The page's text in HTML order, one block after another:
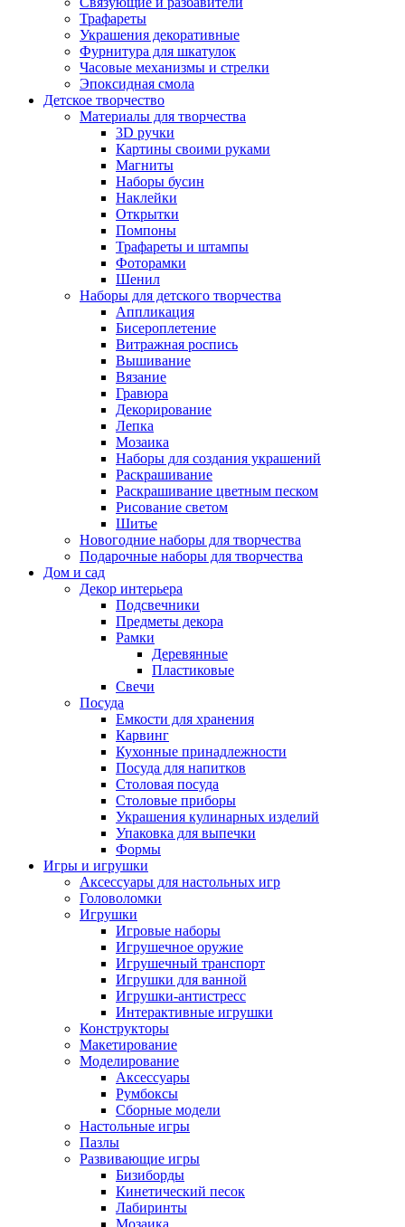
Трафареты
Украшения декоративные
Фурнитура для шкатулок
Часовые механизмы и стрелки
Эпоксидная смола
Детское творчество
Материалы для творчества
3D ручки
Картины своими руками
Магниты
Наборы бусин
Наклейки
Открытки
Помпоны
Трафареты и штампы
Фоторамки
Шенил
Наборы для детского творчества
Аппликация
Бисероплетение
Витражная роспись
Вышивание
Вязание
Гравюра
Декорирование
Лепка
Мозаика
Наборы для создания украшений
Раскрашивание
Раскрашивание цветным песком
Рисование светом
Шитье
Новогодние наборы для творчества
Подарочные наборы для творчества
Дом и сад
Декор интерьера
Подсвечники
Предметы декора
Рамки
Деревянные
Пластиковые
Свечи
Посуда
Емкости для хранения
Карвинг
Кухонные принадлежности
Посуда для напитков
Столовая посуда
Столовые приборы
Украшения кулинарных изделий
Упаковка для выпечки
Формы
Игры и игрушки
Аксессуары для настольных игр
Головоломки
Игрушки
Игровые наборы
Игрушечное оружие
Игрушечный транспорт
Игрушки для ванной
Игрушки-антистресс
Интерактивные игрушки
Конструкторы
Макетирование
Моделирование
Аксессуары
Румбоксы
Сборные модели
Настольные игры
Пазлы
Развивающие игры
Бизиборды
Кинетический песок
Лабиринты
Мозаика